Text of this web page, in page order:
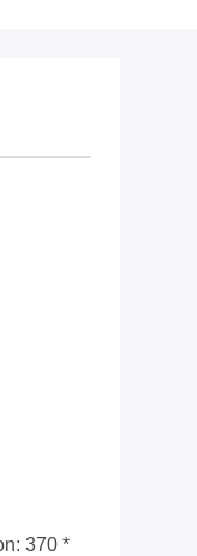
370 *